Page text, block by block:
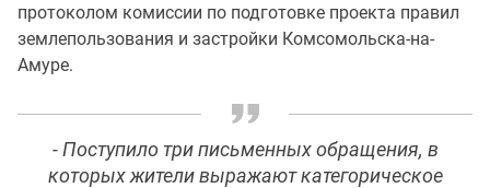
протоколом комиссии по подготовке проекта правил
землепользования и застройки Комсомольска-на-
Амуре.
- Поступило три письменных обращения, в
которых жители выражают категорическое